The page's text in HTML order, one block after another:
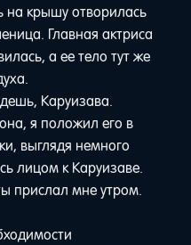
на крышу отворилась
Главная актриса
а ее тело тут же
Каруизава.
я положил его в
выглядя немного
лицом к Каруизаве.
прислал мне утром.